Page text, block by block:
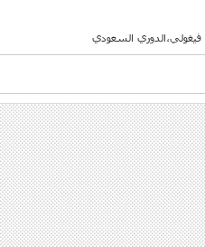
فيغولي،الدوري السعودي